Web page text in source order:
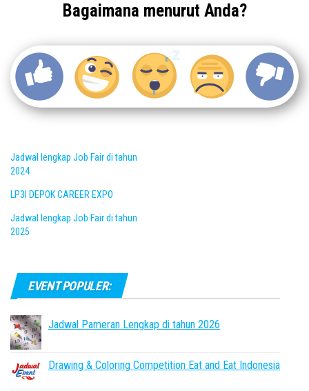
Bagaimana menurut Anda?
Jadwal lengkap Job Fair di tahun
2024
LP3I DEPOK CAREER EXPO
Jadwal lengkap Job Fair di tahun
2025
EVENT POPULER:
Jadwal Pameran Lengkap di tahun 2026
Drawing & Coloring Competition Eat and Eat Indonesia